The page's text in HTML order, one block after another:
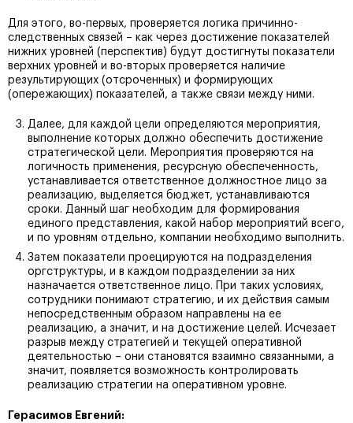
Для этого, во-первых, проверяется логика причинно-
следственных связей – как через достижение показателей
нижних уровней (перспектив) будут достигнуты показатели
верхних уровней и во-вторых проверяется наличие
результирующих (отсроченных) и формирующих
(опережающих) показателей, а также связи между ними.
Далее, для каждой цели определяются мероприятия,
выполнение которых должно обеспечить достижение
стратегической цели. Мероприятия проверяются на
логичность применения, ресурсную обеспеченность,
устанавливается ответственное должностное лицо за
реализацию, выделяется бюджет, устанавливаются
сроки. Данный шаг необходим для формирования
единого представления, какой набор мероприятий всего,
и по уровням отдельно, компании необходимо выполнить.
Затем показатели проецируются на подразделения
оргструктуры, и в каждом подразделении за них
назначается ответственное лицо. При таких условиях,
сотрудники понимают стратегию, и их действия самым
непосредственным образом направлены на ее
реализацию, а значит, и на достижение целей. Исчезает
разрыв между стратегией и текущей оперативной
деятельностью – они становятся взаимно связанными, а
значит, появляется возможность контролировать
реализацию стратегии на оперативном уровне.
Герасимов Евгений: